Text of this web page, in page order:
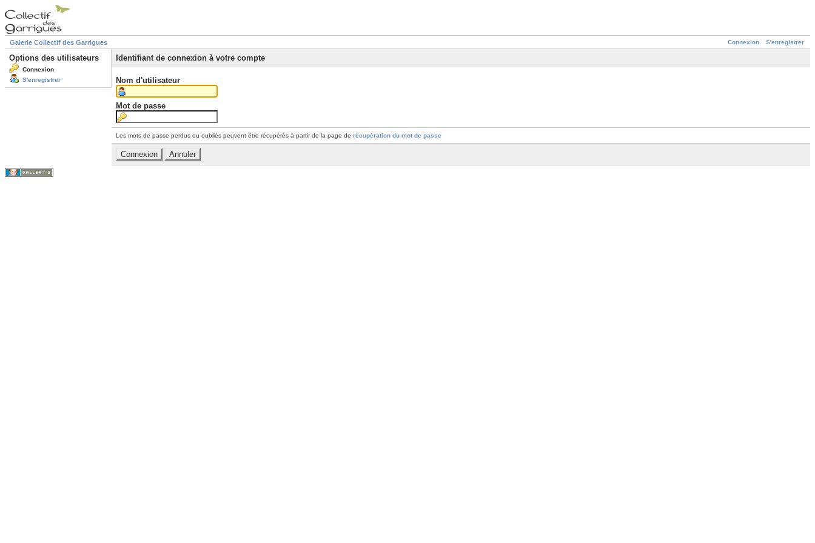
Connexion S'enregistrer
Galerie Collectif des Garrigues
Options des utilisateurs
Connexion
S'enregistrer
Identifiant de connexion à votre compte
Nom d'utilisateur
Mot de passe
Les mots de passe perdus ou oubliés peuvent être récupérés à partir de la page de récupération du mot de passe